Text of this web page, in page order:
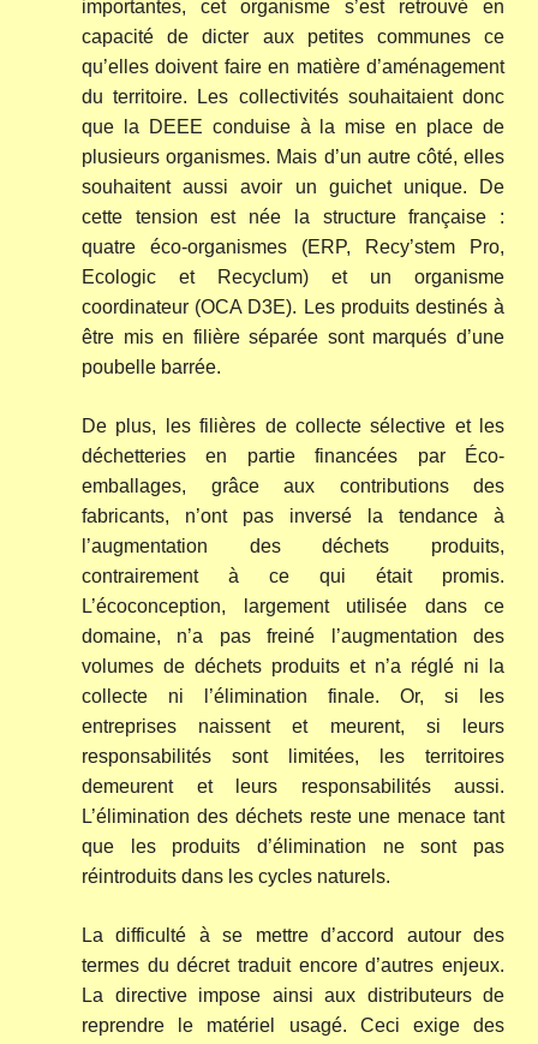
importantes, cet organisme s’est retrouvé en
capacité de dicter aux petites communes ce
qu’elles doivent faire en matière d’aménagement
du territoire. Les collectivités souhaitaient donc
que la DEEE conduise à la mise en place de
plusieurs organismes. Mais d’un autre côté, elles
souhaitent aussi avoir un guichet unique. De
cette tension est née la structure française :
quatre éco-organismes (ERP, Recy’stem Pro,
Ecologic et Recyclum) et un organisme
coordinateur (OCA D3E). Les produits destinés à
être mis en filière séparée sont marqués d’une
poubelle barrée.
De plus, les filières de collecte sélective et les
déchetteries en partie financées par Éco-
emballages, grâce aux contributions des
fabricants, n’ont pas inversé la tendance à
l’augmentation des déchets produits,
contrairement à ce qui était promis.
L’écoconception, largement utilisée dans ce
domaine, n’a pas freiné l’augmentation des
volumes de déchets produits et n’a réglé ni la
collecte ni l’élimination finale. Or, si les
entreprises naissent et meurent, si leurs
responsabilités sont limitées, les territoires
demeurent et leurs responsabilités aussi.
L’élimination des déchets reste une menace tant
que les produits d’élimination ne sont pas
réintroduits dans les cycles naturels.
La difficulté à se mettre d’accord autour des
termes du décret traduit encore d’autres enjeux.
La directive impose ainsi aux distributeurs de
reprendre le matériel usagé. Ceci exige des